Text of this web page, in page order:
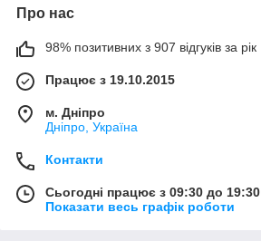
Про нас
98% позитивних з 907 відгуків за рік
Працює з 19.10.2015
м. Дніпро
Дніпро, Україна
Контакти
Сьогодні працює з 09:30 до 19:30
Показати весь графік роботи